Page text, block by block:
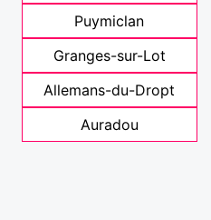
Puymiclan
Granges-sur-Lot
Allemans-du-Dropt
Auradou